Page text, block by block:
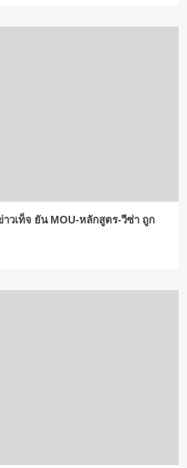
วเท็จ ยัน MOU-หลักสูตร-วีซ่า ถูก